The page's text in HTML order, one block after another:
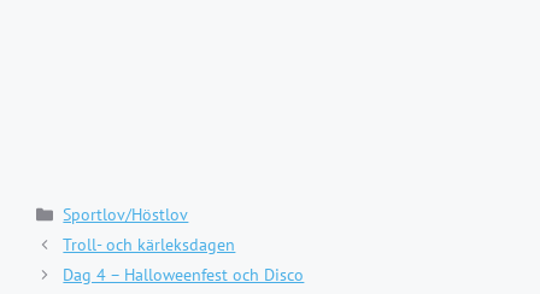
Kategorier
Sportlov/Höstlov
Troll- och kärleksdagen
Dag 4 – Halloweenfest och Disco